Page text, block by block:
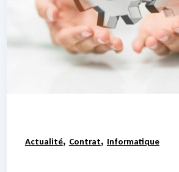
Actualité, Contrat, Informatique